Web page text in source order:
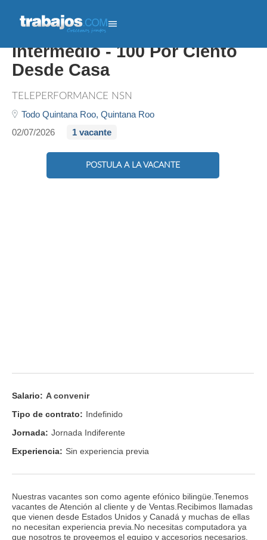
Home Office. Ingles
Intermedio - 100 Por Ciento
Desde Casa
TELEPERFORMANCE NSN
Todo Quintana Roo, Quintana Roo
02/07/2026
1 vacante
POSTULA A LA VACANTE
Salario: A convenir
Tipo de contrato: Indefinido
Jornada: Jornada Indiferente
Experiencia: Sin experiencia previa
Nuestras vacantes son como agente efónico bilingüe.Tenemos
vacantes de Atención al cliente y de Ventas.Recibimos llamadas
que vienen desde Estados Unidos y Canadá y muchas de ellas
no necesitan experiencia previa.No necesitas computadora ya
que nosotros te proveemos el equipo y accesorios necesarios.